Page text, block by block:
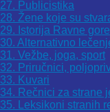
27. Publicistika
28. Žene koje su
29. Istorija Ravne gore
30. Alternativno
31. Vežbe, joga, sport
32. Priručnici,
33. Kuvari
34. Rečnici za strane
35. Leksikoni stranih